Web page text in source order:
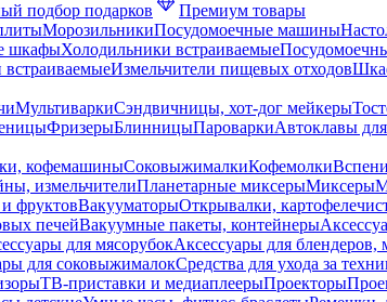
подбор подарков
Премиум товары
МорозильникиПосудомоечные машины
шкафыХолодильники встраиваемые
Измельчители пищевых отходов
МультиваркиСэндвичницы, хот-дог мейкеры
ФризерыБлинницыПароваркиАвтоклавы
кофемашиныСоковыжималкиКофемолки
измельчителиПланетарные миксерыМиксеры
фруктовВакууматорыОткрывалки,
печейВакуумные пакеты, контейнеры
для мясорубокАксессуары для блендеров,
для соковыжималокСредства для ухода за
ТВ-приставки и медиаплеерыПроекторы